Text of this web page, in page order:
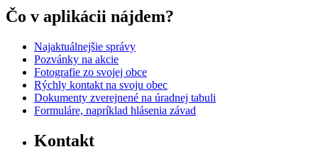
Čo v aplikácii nájdem?
Najaktuálnejšie správy
Pozvánky na akcie
Fotografie zo svojej obce
Rýchly kontakt na svoju obec
Dokumenty zverejnené na úradnej tabuli
Formuláre, napríklad hlásenia závad
Kontakt